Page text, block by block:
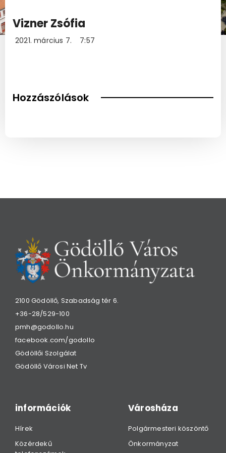
Vizner Zsófia
2021. március 7. 7:57
Hozzászólások
2100 Gödöllő, Szabadság tér 6.
+36-28/529-100
pmh@godollo.hu
facebook.com/godollo
Gödöllői Szolgálat
Gödöllő Városi Net Tv
információk
Hírek
Közérdekű
Városháza
Polgármesteri köszöntő
Önkormányzat